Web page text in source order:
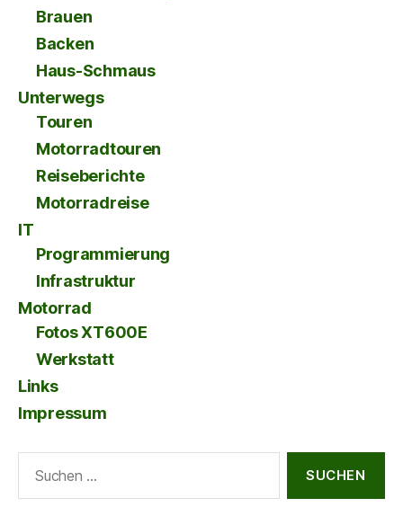
Brauen
Backen
Haus-Schmaus
Unterwegs
Touren
Motorradtouren
Reiseberichte
Motorradreise
IT
Programmierung
Infrastruktur
Motorrad
Fotos XT600E
Werkstatt
Links
Impressum
nach: